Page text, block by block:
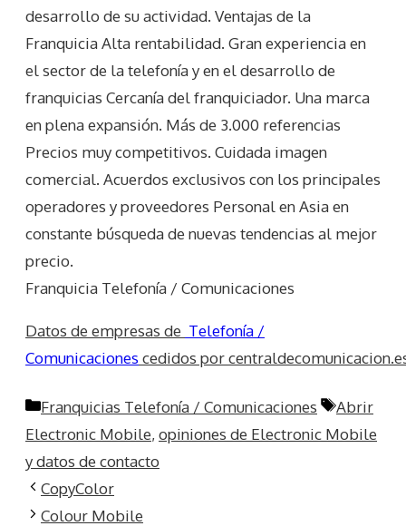
desarrollo de su actividad. Ventajas de la
Franquicia Alta rentabilidad. Gran experiencia en
el sector de la telefonía y en el desarrollo de
franquicias Cercanía del franquiciador. Una marca
en plena expansión. Más de 3.000 referencias
Precios muy competitivos. Cuidada imagen
comercial. Acuerdos exclusivos con los principales
operadores y proveedores Personal en Asia en
constante búsqueda de nuevas tendencias al mejor
precio.
Franquicia Telefonía / Comunicaciones
Datos de empresas de Telefonía /
Comunicaciones cedidos por
Categorías
Franquicias Telefonía / Comunicaciones Etiquetas
Abrir
Electronic Mobile, opiniones de Electronic Mobile
y datos de contacto
CopyColor
Colour Mobile